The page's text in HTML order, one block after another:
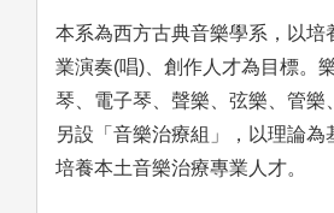
本系為西方古典音樂學系，以培
業演奏(唱)、創作人才為目標。
琴、電子琴、聲樂、弦樂、管樂
另設「音樂治療組」，以理論為
培養本土音樂治療專業人才。